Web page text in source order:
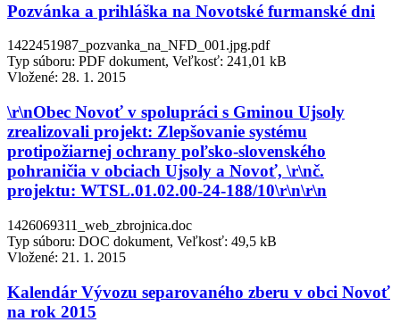
Pozvánka a prihláška na Novotské furmanské dni
1422451987_pozvanka_na_NFD_001.jpg.pdf
Typ súboru: PDF dokument, Veľkosť: 241,01 kB
Vložené: 28. 1. 2015
\r\nObec Novoť v spolupráci s Gminou Ujsoly
zrealizovali projekt: Zlepšovanie systému
protipožiarnej ochrany poľsko-slovenského
pohraničia v obciach Ujsoly a Novoť, \r\nč.
projektu: WTSL.01.02.00-24-188/10\r\n\r\n
1426069311_web_zbrojnica.doc
Typ súboru: DOC dokument, Veľkosť: 49,5 kB
Vložené: 21. 1. 2015
Kalendár Vývozu separovaného zberu v obci Novoť
na rok 2015